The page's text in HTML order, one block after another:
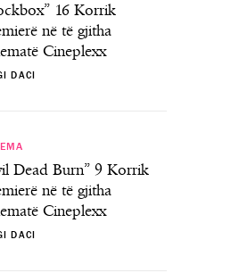
16 Korrik
në të gjitha
Cineplexx
DACI
Dead Burn” 9 Korrik
në të gjitha
Cineplexx
DACI